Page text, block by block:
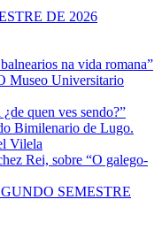
DE 2026
na vida romana”
Museo Universitario
quen ves sendo?”
Bimilenario de Lugo.
Vilela
Rei, sobre “O galego-
SEMESTRE